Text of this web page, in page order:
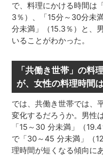
で、料理にかける時間は
3％）、「15分～30分未
分未満」（15.3％）と、
いることがわかった。
「共働き世帯」の料
が、女性の料理時間
では、共働き世帯では、
変化するだろうか。男性
「15～30 分未満」（
で「30～45 分未満」（
理時間が短くなる傾向に